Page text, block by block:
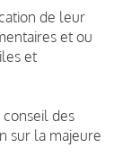
de leur
et ou
et
des
sur la majeure